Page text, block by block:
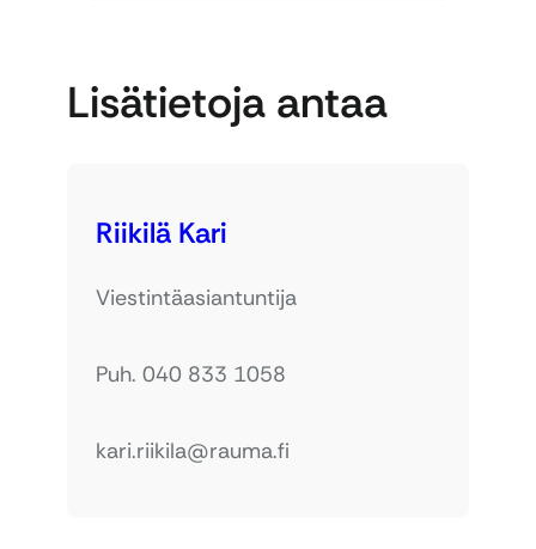
Lisätietoja antaa
Riikilä Kari
Viestintäasiantuntija
Puh. 040 833 1058
kari.riikila@rauma.fi